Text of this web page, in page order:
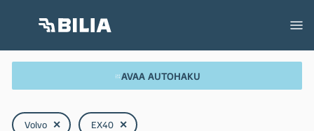
AVAA AUTOHAKU
Volvo ✕ EX40 ✕